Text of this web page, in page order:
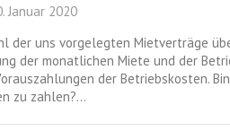
Januar 2020
der uns vorgelegten Mietverträge
der monatlichen Miete und der
der Betriebskosten.
zu zahlen?…